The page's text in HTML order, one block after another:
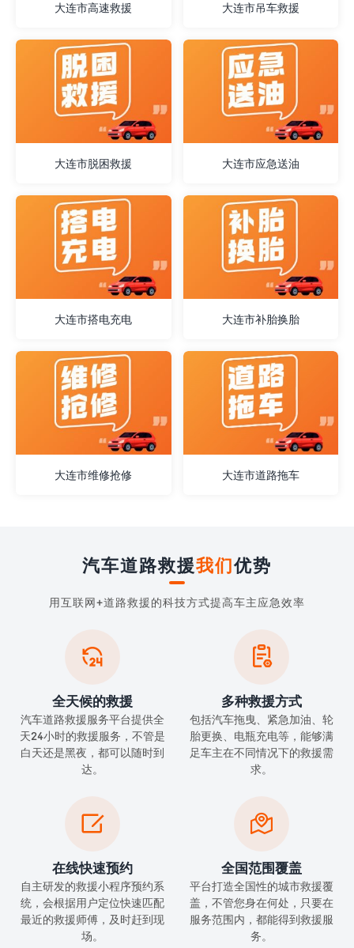
大连市高速救援 大连市吊车救援
大连市脱困救援 大连市应急送油
大连市搭电充电 大连市补胎换胎
大连市维修抢修 大连市道路拖车
汽车道路救援我们优势
用互联网+道路救援的科技方式提高车主应急效率

全天候的救援
汽车道路救援服务平台提供全
天24小时的救援服务，不管是
白天还是黑夜，都可以随时到
达。

多种救援方式
包括汽车拖曳、紧急加油、轮
胎更换、电瓶充电等，能够满
足车主在不同情况下的救援需
求。

在线快速预约
自主研发的救援小程序预约系
统，会根据用户定位快速匹配
最近的救援师傅，及时赶到现
场。

全国范围覆盖
平台打造全国性的城市救援覆
盖，不管您身在何处，只要在
服务范围内，都能得到救援服
务。